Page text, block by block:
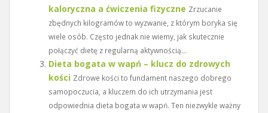
kaloryczna a ćwiczenia fizyczne Zrzucanie
zbędnych kilogramów to wyzwanie, z którym boryka się
wiele osób. Często jednak nie wiemy, jak skutecznie
połączyć dietę z regularną aktywnością...
Dieta bogata w wapń – klucz do zdrowych
kości Zdrowe kości to fundament naszego dobrego
samopoczucia, a kluczem do ich utrzymania jest
odpowiednia dieta bogata w wapń. Ten niezwykle ważny